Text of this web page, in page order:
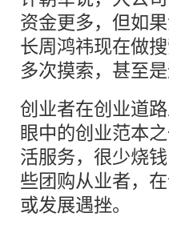
资金更多，但如
长周鸿祎现在做
多次摸索，甚至是
创业者在创业道
眼中的创业范本
活服务，很少烧
些团购从业者，
或发展遇挫。